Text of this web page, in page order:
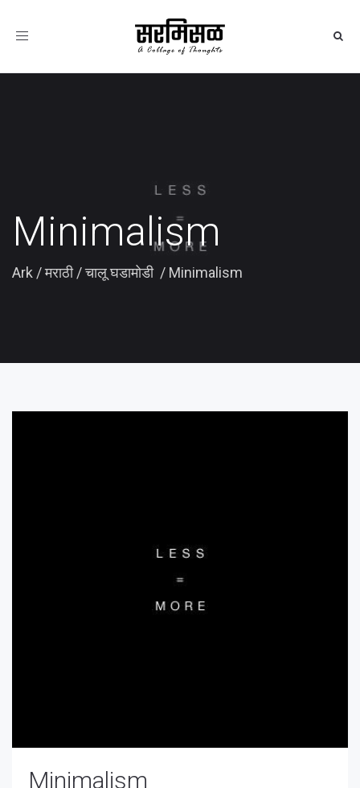
Toggle
Minimalism
Ark /मराठी/चालू घडामोडी / Minimalism
Minimalism